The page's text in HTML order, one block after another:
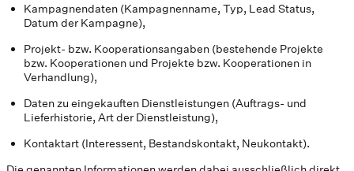
Kampagnendaten (Kampagnenname, Typ, Lead Status,
Datum der Kampagne),
Projekt- bzw. Kooperationsangaben (bestehende Projekte
bzw. Kooperationen und Projekte bzw. Kooperationen in
Verhandlung),
Daten zu eingekauften Dienstleistungen (Auftrags- und
Lieferhistorie, Art der Dienstleistung),
Kontaktart (Interessent, Bestandskontakt, Neukontakt).